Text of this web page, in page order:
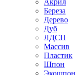
Акрил
Береза
Дерево
Дуб
ЛДСП
Массив
Пластик
Шпон
Экошпон